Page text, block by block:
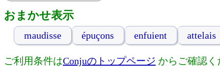
おまかせ表示
maudisse épuçons enfuient attelais
ご利用条件はConjuのトップページ からご確認く